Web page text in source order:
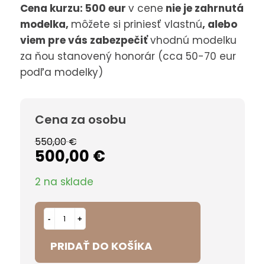
Cena kurzu: 500 eur v cene nie je zahrnutá
modelka, môžete si priniesť vlastnú, alebo
viem pre vás zabezpečiťvhodnú modelku
za ňou stanovený honorár (cca 50-70 eur
podľa modelky)
Cena za osobu
550,00€
Pôvodná
cena
550,00 €.
500,00 €
Aktuálna
cena
500,00 €.
2 na sklade
PRIDAŤ DO KOŠÍKA